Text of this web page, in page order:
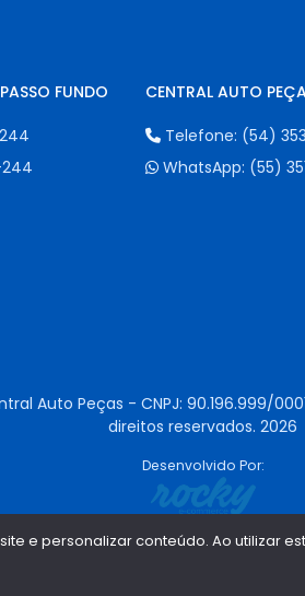
FUNDO
CENTRAL AUTO
Telefone: (54)
WhatsApp: (55)
Auto Peças - CNPJ: 90.196.999/
direitos reservados. 2026
Desenvolvido Por:
e personalizar conteúdo. Ao utilizar